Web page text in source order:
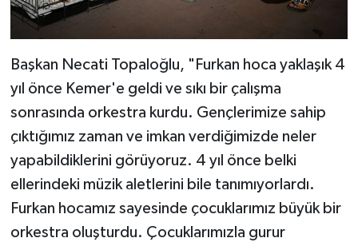
Başkan Necati Topaloğlu, "Furkan hoca yaklaşık 4
yıl önce Kemer'e geldi ve sıkı bir çalışma
sonrasında orkestra kurdu. Gençlerimize sahip
çıktığımız zaman ve imkan verdiğimizde neler
yapabildiklerini görüyoruz. 4 yıl önce belki
ellerindeki müzik aletlerini bile tanımıyorlardı.
Furkan hocamız sayesinde çocuklarımız büyük bir
orkestra oluşturdu. Çocuklarımızla gurur